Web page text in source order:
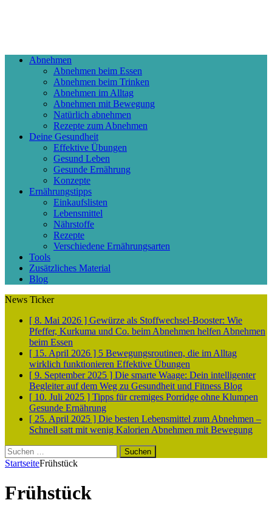
Abnehmen
Abnehmen beim Essen
Abnehmen beim Trinken
Abnehmen im Alltag
Abnehmen mit Bewegung
Natürlich abnehmen
Rezepte zum Abnehmen
Deine Gesundheit
Effektive Übungen
Gesund Leben
Gesunde Ernährung
Konzepte
Ernährungstipps
Einkaufslisten
Lebensmittel
Nährstoffe
Rezepte
Verschiedene Ernährungsarten
Tools
Zusätzliches Material
Blog
News Ticker
[ 8. Mai 2026 ] Gewürze als Stoffwechsel-Booster: Wie
Pfeffer, Kurkuma und Co. beim Abnehmen helfen Abnehmen
beim Essen
[ 15. April 2026 ] 5 Bewegungsroutinen, die im Alltag
wirklich funktionieren Effektive Übungen
[ 9. September 2025 ] Die smarte Waage: Dein intelligenter
Begleiter auf dem Weg zu Gesundheit und Fitness Blog
[ 10. Juli 2025 ] Tipps für cremiges Porridge ohne Klumpen
Gesunde Ernährung
[ 25. April 2025 ] Die besten Lebensmittel zum Abnehmen –
Schnell satt mit wenig Kalorien Abnehmen mit Bewegung
Suchen
nach:
StartseiteFrühstück
Frühstück